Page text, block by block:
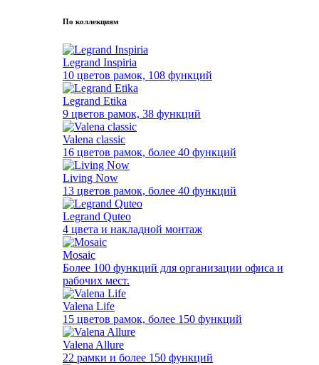
По коллекциям
Legrand Inspiria
10 цветов рамок, 108 функций
Legrand Etika
9 цветов рамок, 38 функций
Valena classic
16 цветов рамок, более 40 функций
Living Now
13 цветов рамок, более 40 функций
Legrand Quteo
4 цвета и накладной монтаж
Mosaic
Более 100 функций для организации офиса и
рабочих мест.
Valena Life
15 цветов рамок, более 150 функций
Valena Allure
22 рамки и более 150 функций